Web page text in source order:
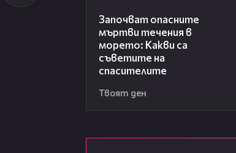
Започват опасните
мъртви течения в
морето: Какви са
съветите на
спасителите
Твоят ден